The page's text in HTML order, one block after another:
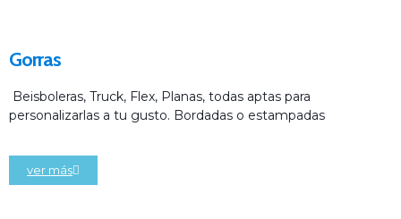
Gorras
Beisboleras, Truck, Flex, Planas, todas aptas para
personalizarlas a tu gusto. Bordadas o estampadas
ver más